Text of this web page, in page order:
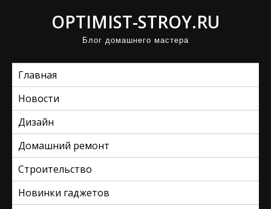
OPTIMIST-STROY.RU
Блог домашнего мастера
Главная
Новости
Дизайн
Домашний ремонт
Строительство
Новинки гаджетов